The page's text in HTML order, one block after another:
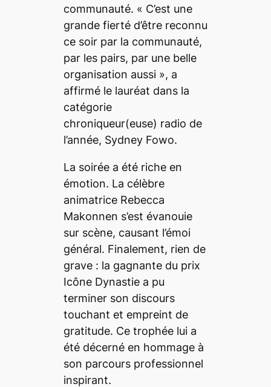
communauté. « C’est une
grande fierté d’être reconnu
ce soir par la communauté,
par les pairs, par une belle
organisation aussi », a
affirmé le lauréat dans la
catégorie
chroniqueur(euse) radio de
l’année, Sydney Fowo.
La soirée a été riche en
émotion. La célèbre
animatrice Rebecca
Makonnen s’est évanouie
sur scène, causant l’émoi
général. Finalement, rien de
grave : la gagnante du prix
Icône Dynastie a pu
terminer son discours
touchant et empreint de
gratitude. Ce trophée lui a
été décerné en hommage à
son parcours professionnel
inspirant.